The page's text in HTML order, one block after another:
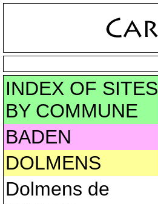
INDEX OF SITES
BY COMMUNE
BADEN
DOLMENS
Dolmens de